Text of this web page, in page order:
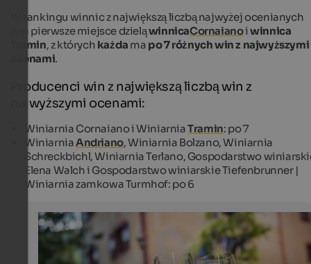
Red and white wine
Red or white, the wine region of South Tyrol
wine quality.
W rankingu winnic z największą liczbą najwyżej ocenianych
win pierwsze miejsce dzieląwinnicaCornaianoiwinnica
Tramin, z których każda ma po 7 różnych win z najwyższymi
ocenami.
Producenci win z największą liczbą win z
najwyższymi ocenami:
Winiarnia Cornaiano i WiniarniaTramin: po 7
WiniarniaAndriano, Winiarnia Bolzano, Winiarnia
Schreckbichl, Winiarnia Terlano, Gospodarstwo
Elena Walch i Gospodarstwo winiarskie Tiefenbrunner |
Winiarnia zamkowa Turmhof: po 6